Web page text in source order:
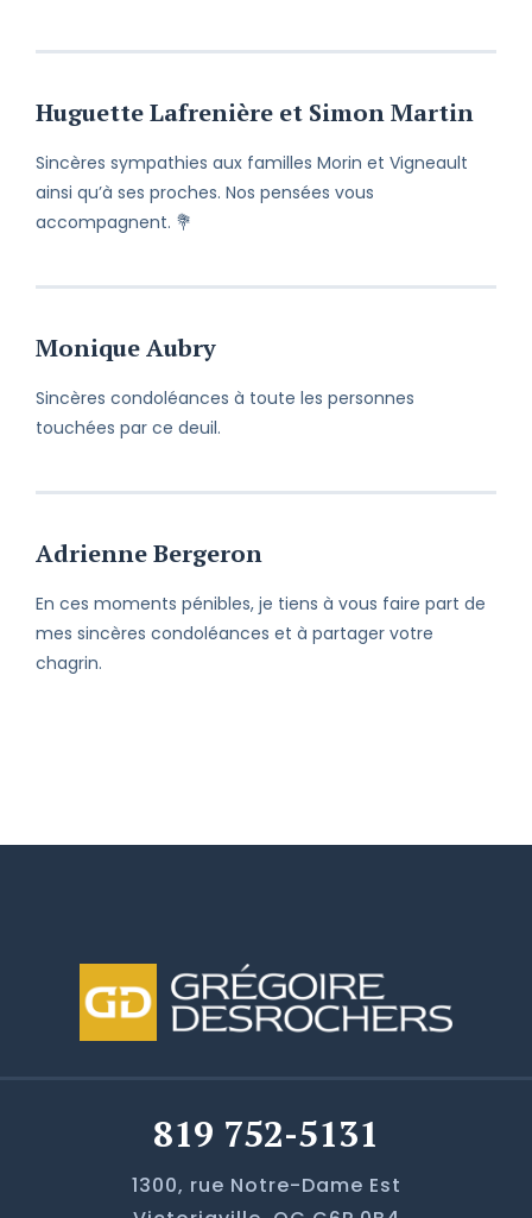
Huguette Lafrenière et Simon Martin
Sincères sympathies aux familles Morin et Vigneault
ainsi qu’à ses proches. Nos pensées vous
accompagnent. 💐
Monique Aubry
Sincères condoléances à toute les personnes
touchées par ce deuil.
Adrienne Bergeron
En ces moments pénibles, je tiens à vous faire part de
mes sincères condoléances et à partager votre
chagrin.
819 752-5131
1300, rue Notre-Dame Est